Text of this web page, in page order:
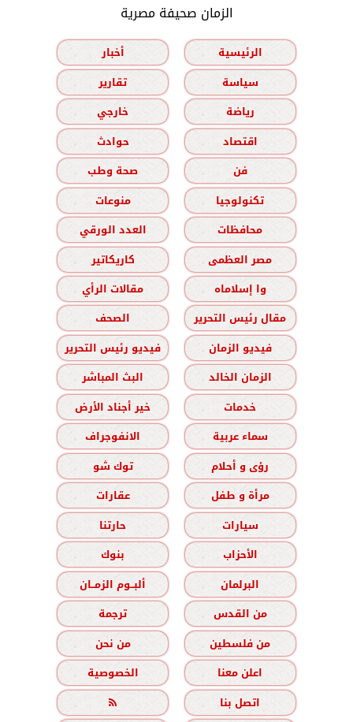
الزمان صحيفة مصرية
الرئيسية
أخبار
سياسة
تقارير
رياضة
خارجي
اقتصاد
حوادث
فن
صحة وطب
تكنولوجيا
منوعات
محافظات
العدد الورقي
مصر العظمى
كاريكاتير
وا إسلاماه
مقالات الرأي
مقال رئيس التحرير
الصحف
فيديو الزمان
فيديو رئيس التحرير
الزمان الخالد
البث المباشر
خدمات
خير أجناد الأرض
سماء عربية
الانفوجراف
رؤى و أحلام
توك شو
مرأة و طفل
عقارات
سيارات
حارتنا
الأحزاب
بنوك
البرلمان
ألبــوم الزمــان
من القدس
ترجمة
من فلسطين
من نحن
اعلن معنا
الخصوصية
اتصل بنا
